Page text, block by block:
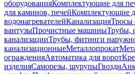
оборудованияКомплектующие для
для каминов, печейКомплектующие
водонагревателейКанализацияТросы
вантузыПрочистные машиныТрубы,
канализацииТрубы, фитинги
канализационныеМеталлопрокат
огражденияАвтоматика для ворот
изделияСаморезы, шурупыГвозди